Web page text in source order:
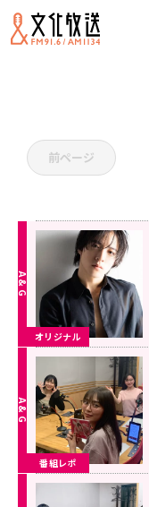
前ページ
オリジナル
番組レポ